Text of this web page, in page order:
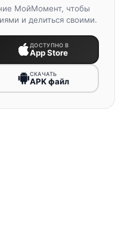
МойМомент, чтобы
и делиться своими.
ДОСТУПНО В
App Store
СКАЧАТЬ
APK файл